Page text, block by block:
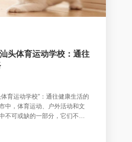
头体育运动学校：通往
育运动学校”：通往健康生活的
中，体育运动、户外活动和文
不可或缺的一部分，它们不仅
素质